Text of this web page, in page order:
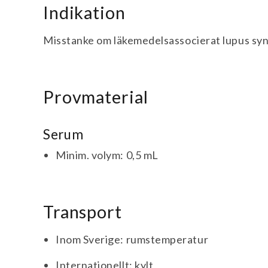
Indikation
Misstanke om läkemedelsassocierat lupus
Provmaterial
Serum
Minim. volym: 0,5 mL
Transport
Inom Sverige: rumstemperatur
Internationellt: kylt